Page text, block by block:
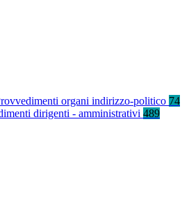
organi indirizzo-politico 74
dirigenti - amministrativi 489